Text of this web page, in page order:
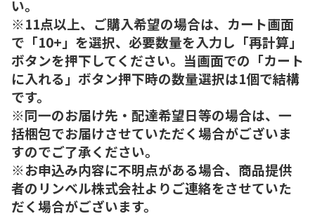
い。
※11点以上、ご購入希望の場合は、カート画面
で「10+」を選択、必要数量を入力し「再計算」
ボタンを押下してください。当画面での「カート
に入れる」ボタン押下時の数量選択は1個で結構
です。
※同一のお届け先・配達希望日等の場合は、一
括梱包でお届けさせていただく場合がございま
すのでご了承ください。
※お申込み内容に不明点がある場合、商品提供
者のリンベル株式会社よりご連絡をさせていた
だく場合がございます。